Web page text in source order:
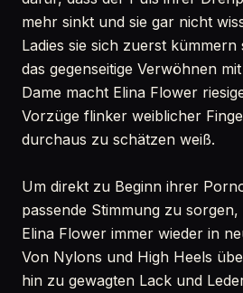
mehr sinkt und sie gar nicht
Ladies sie sich zuerst
das gegenseitige Verwöhnen
Dame macht Elina Flower
Vorzüge flinker weiblicher
durchaus zu schätzen weiß.
Um direkt zu Beginn ihrer
passende Stimmung zu
Elina Flower immer wieder in
Von Nylons und High Heels
hin zu gewagten Lack und